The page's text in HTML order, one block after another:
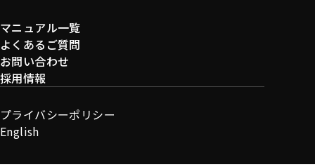
マニュアル一覧
よくあるご質問
お問い合わせ
採用情報
プライバシーポリシー
English